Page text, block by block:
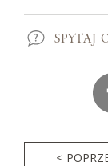
SPYTAJ
<